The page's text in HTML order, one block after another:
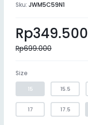
Sku:JWM5C59N1
Rp349.500
Rp699.000
Size
15 15.5
17 17.5